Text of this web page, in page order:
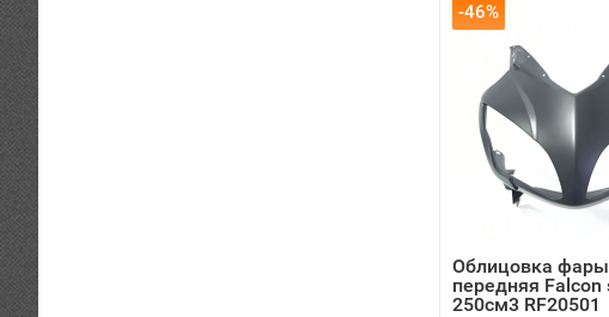
-46%
Облицовка фары
передняя Falcon
250см3 RF20501